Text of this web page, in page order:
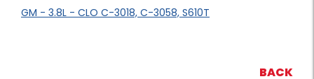
GM - 3.8L - CLO C-3018, C-3058, S610T
BACK